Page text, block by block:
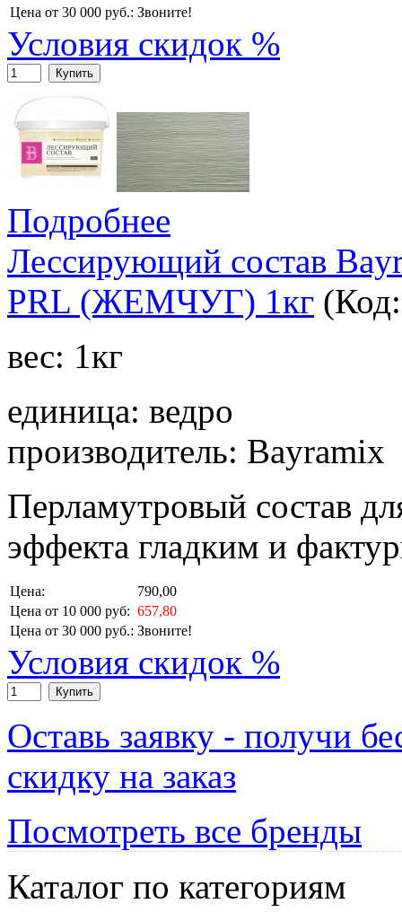
Цена от 30 000 руб.: Звоните!
Условия скидок %
Купить
Подробнее
Лессирующий состав
PRL (ЖЕМЧУГ) 1кг
вес: 1кг
единица: ведро
производитель: Bayramix
Перламутровый состав
эффекта гладким и
Цена:
790,00
Цена от 10 000 руб: 657,80
Цена от 30 000 руб.: Звоните!
Условия скидок %
Купить
Оставь заявку - получи
скидку на заказ
Посмотреть все бренды
Каталог по категориям